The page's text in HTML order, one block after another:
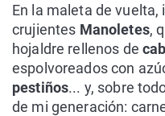
En la maleta de
crujientes Manoletes,
hojaldre rellenos de
espolvoreados con
pestiños... y, sobre
de mi generación: